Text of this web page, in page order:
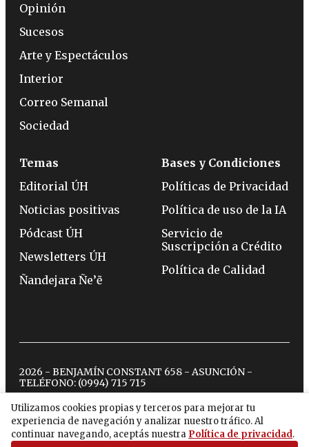
Utilizamos cookies propias y terceros para mejorar tu
experiencia de navegación y analizar nuestro tráfico. Al
continuar navegando, aceptás nuestra Política de privacidad.
Opinión
Sucesos
Arte y Espectáculos
Interior
Correo Semanal
Sociedad
Temas
Editorial ÚH
Noticias positivas
Pódcast ÚH
Newsletters ÚH
Ñandejara Ñe’ẽ
Bases y Condiciones
Políticas de Privacidad
Política de uso de la IA
Servicio de
Suscripción a Crédito
Política de Calidad
2026 - BENJAMÍN CONSTANT 658 - ASUNCIÓN -
TELÉFONO: (0994) 715 715
twitterinstagram
facebook
tiktokyoutubespotify